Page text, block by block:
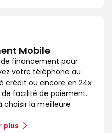
Mobile
financement pour
votre téléphone au
crédit ou encore en 24x
facilité de paiement.
choisir la meilleure
plus